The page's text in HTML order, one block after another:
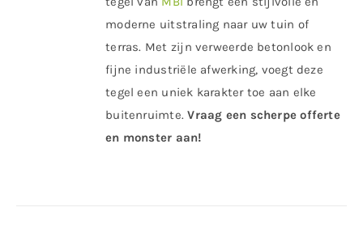
moderne uitstraling naar uw tuin of
terras. Met zijn verweerde betonlook en
fijne industriële afwerking, voegt deze
tegel een uniek karakter toe aan elke
buitenruimte.Vraag een scherpe offerte
en monster aan!